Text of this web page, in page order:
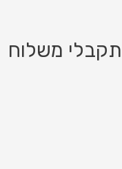
400 ש"ח תקבלי משלוח